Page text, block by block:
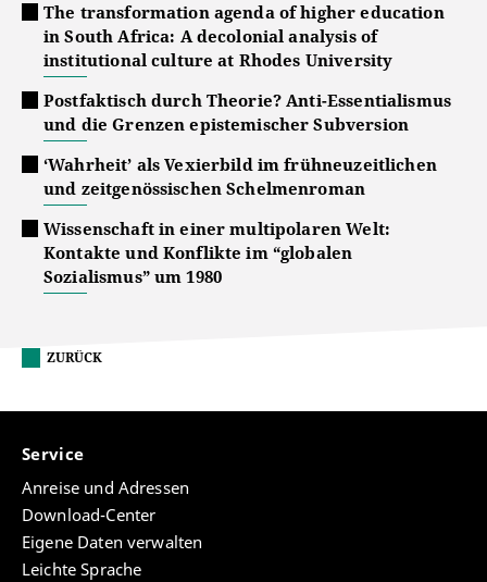
The transformation agenda of higher education
in South Africa: A decolonial analysis of
institutional culture at Rhodes University
Postfaktisch durch Theorie? Anti-Essentialismus
und die Grenzen epistemischer Subversion
‘Wahrheit’ als Vexierbild im frühneuzeitlichen
und zeitgenössischen Schelmenroman
Wissenschaft in einer multipolaren Welt:
Kontakte und Konflikte im “globalen
Sozialismus” um 1980
ZURÜCK
Service
Anreise und Adressen
Download-Center
Eigene Daten verwalten
Leichte Sprache